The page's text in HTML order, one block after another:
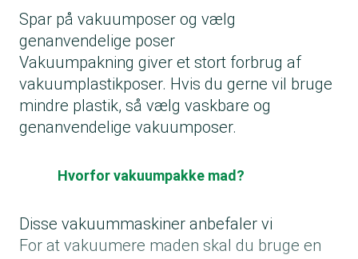
Spar på vakuumposer og vælg
genanvendelige poser
Vakuumpakning giver et stort forbrug af
vakuumplastikposer. Hvis du gerne vil bruge
mindre plastik, så vælg vaskbare og
genanvendelige vakuumposer.
Hvorfor vakuumpakke mad?
Disse vakuummaskiner anbefaler vi
For at vakuumere maden skal du bruge en